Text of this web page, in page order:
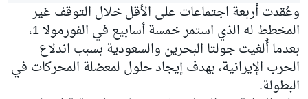
وعُقدت أربعة اجتماعات على الأقل خلال التوقف غير
المخطط له الذي استمر خمسة أسابيع في الفورمولا 1،
بعدما أُلغيت جولتا البحرين والسعودية بسبب اندلاع
الحرب الإيرانية، بهدف إيجاد حلول لمعضلة المحركات في
البطولة.